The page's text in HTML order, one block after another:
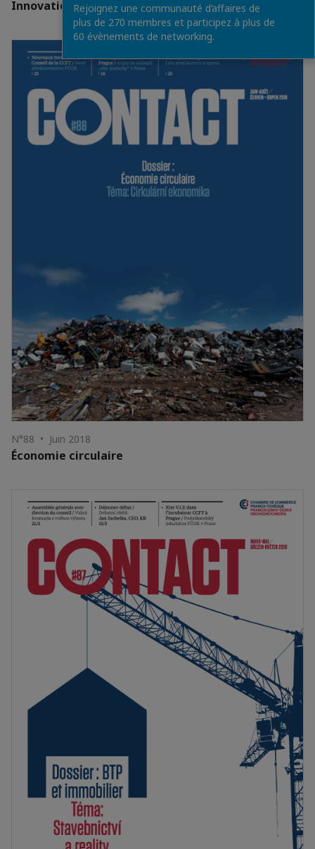
Innovations technologiques
N°88 • Juin 2018
Économie circulaire
Rejoignez une communauté d’affaires de
plus de 270 membres et participez à plus de
60 évènements de networking.